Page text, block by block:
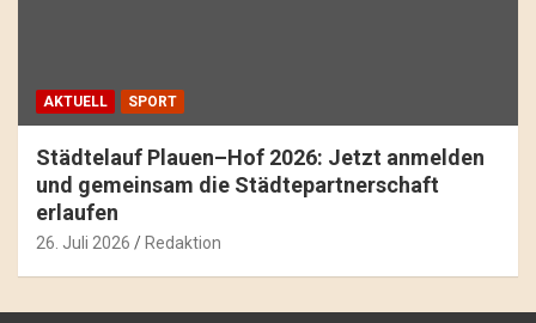
AKTUELL SPORT
Städtelauf Plauen–Hof 2026: Jetzt anmelden
und gemeinsam die Städtepartnerschaft
erlaufen
26. Juli 2026 Redaktion